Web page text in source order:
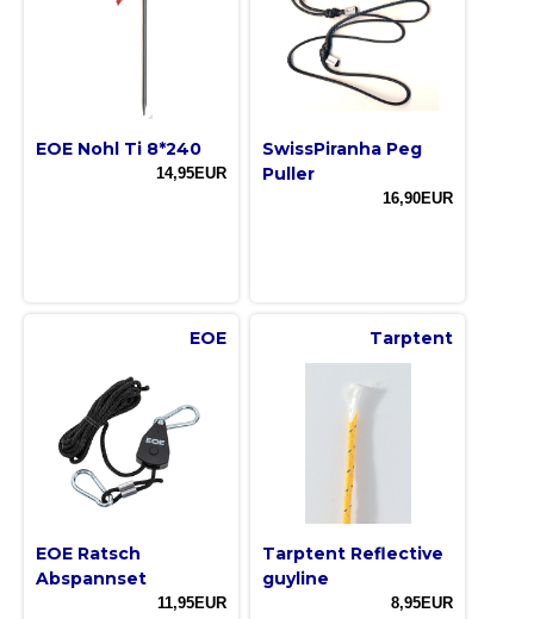
EOE Nohl Ti 8*240
14,95EUR
SwissPiranha Peg
Puller
16,90EUR
EOE
EOE Ratsch
Abspannset
11,95EUR
Tarptent
Tarptent Reflective
guyline
8,95EUR